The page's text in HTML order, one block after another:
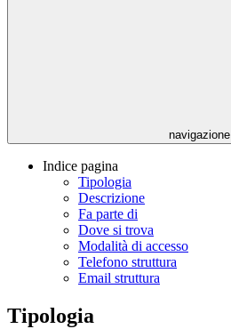
navigazione
Indice pagina
Tipologia
Descrizione
Fa parte di
Dove si trova
Modalità di accesso
Telefono struttura
Email struttura
Tipologia